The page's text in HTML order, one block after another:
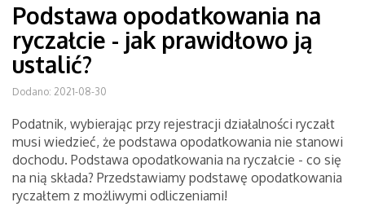
Podstawa opodatkowania na
ryczałcie - jak prawidłowo ją
ustalić?
Dodano: 2021-08-30
Podatnik, wybierając przy rejestracji działalności ryczałt
musi wiedzieć, że podstawa opodatkowania nie stanowi
dochodu. Podstawa opodatkowania na ryczałcie - co się
na nią składa? Przedstawiamy podstawę opodatkowania
ryczałtem z możliwymi odliczeniami!